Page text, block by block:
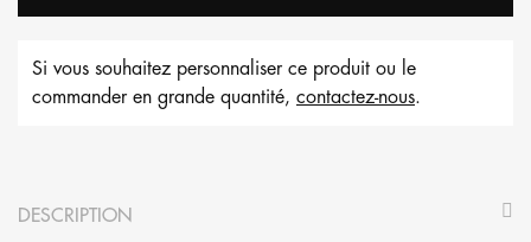
Si vous souhaitez personnaliser ce produit ou le
commander en grande quantité, contactez-nous.
DESCRIPTION